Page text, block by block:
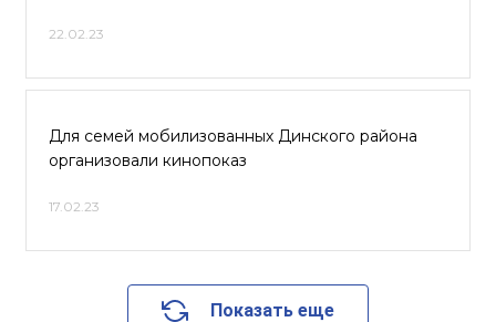
22.02.23
Для семей мобилизованных Динского района
организовали кинопоказ
17.02.23
Показать еще